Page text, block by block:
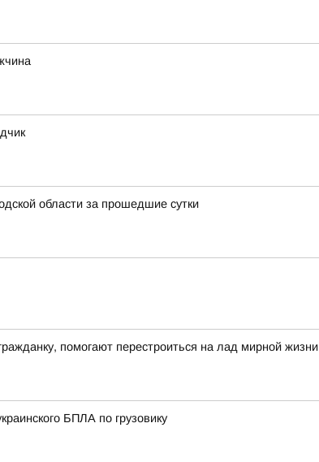
области за прошедшие сутки
помогают перестроиться на лад мирной жизни
БПЛА по грузовику